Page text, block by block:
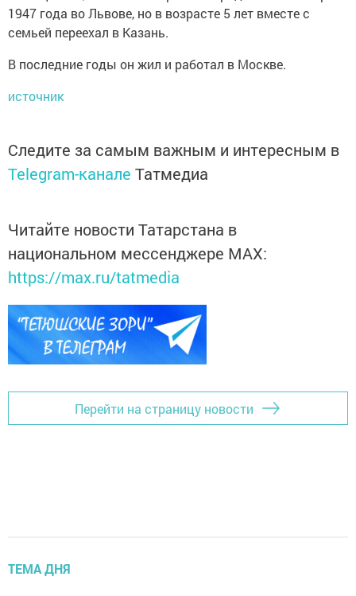
1947 года во Львове, но в возрасте 5 лет вместе с
семьей переехал в Казань.
В последние годы он жил и работал в Москве.
источник
Следите за самым важным и интересным в
Telegram-канале Татмедиа
Читайте новости Татарстана в
национальном мессенджере MАХ:
https://max.ru/tatmedia
Перейти на страницу новости
ТЕМА ДНЯ